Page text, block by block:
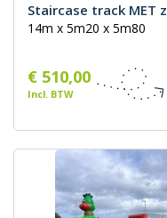
Staircase track MET
14m x 5m20 x 5m80
€ 510,00
Incl. BTW